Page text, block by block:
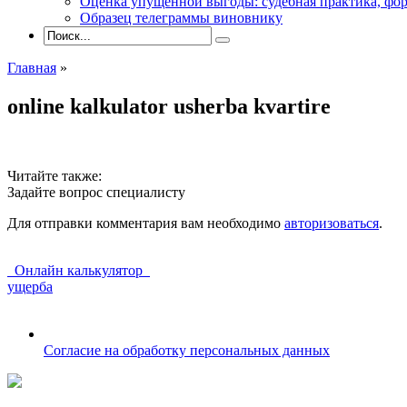
Образец телеграммы виновнику
Главная »
online kalkulator usherba kvartire
Читайте также:
Задайте вопрос специалисту
Для отправки комментария вам необходимо авторизоваться.
Онлайн калькулятор
ущерба
Согласие на обработку персональных данных